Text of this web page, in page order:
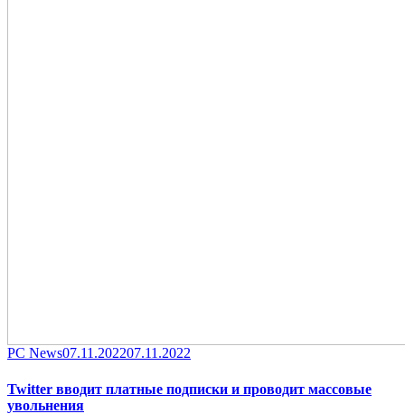
Category
PC NewsPosted
07.11.202207.11.2022
Twitter вводит платные подписки и проводит массовые
увольнения